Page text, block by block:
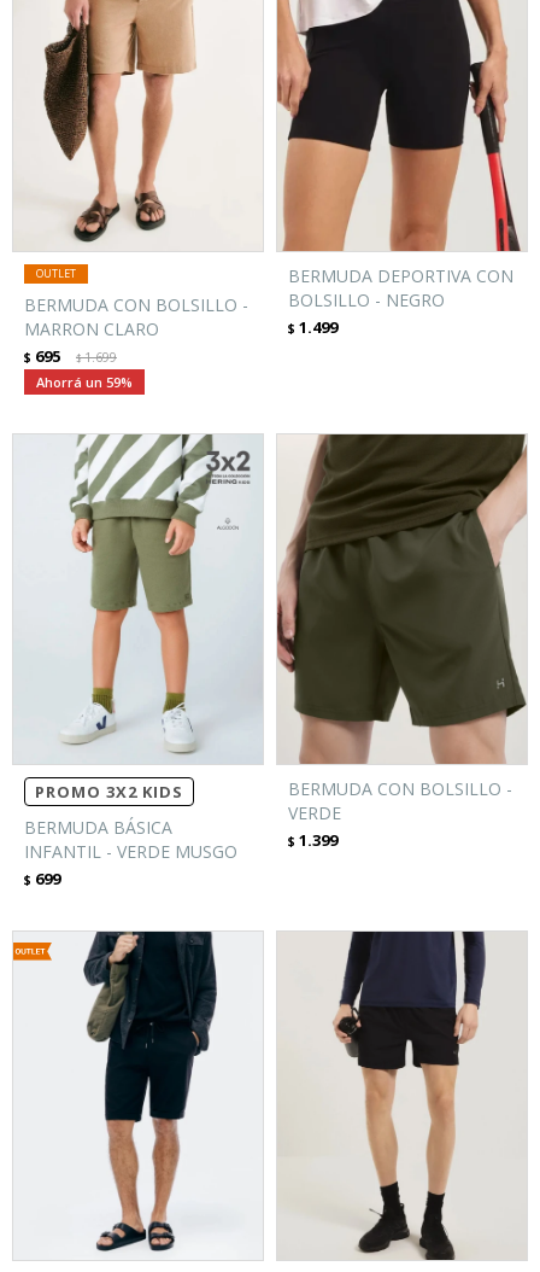
BERMUDA CON BOLSILLO -
MARRON CLARO
$ 695 $1.699
59
BERMUDA DEPORTIVA CON
BOLSILLO - NEGRO
$ 1.499
PROMO 3X2 KIDS
BERMUDA BÁSICA
INFANTIL - VERDE MUSGO
$ 699
BERMUDA CON BOLSILLO -
VERDE
$ 1.399